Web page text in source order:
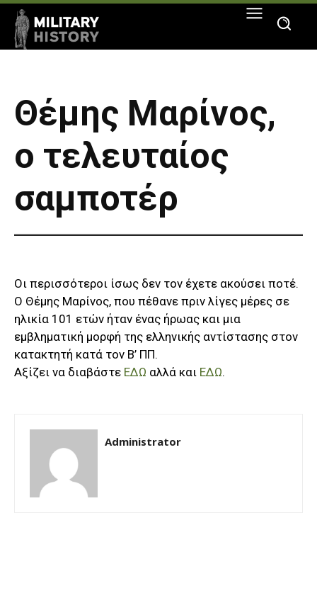
Θέμης Μαρίνος,
ο τελευταίος
σαμποτέρ
Οι περισσότεροι ίσως δεν τον έχετε ακούσει ποτέ.
Ο Θέμης Μαρίνος, που πέθανε πριν λίγες μέρες σε
ηλικία 101 ετών ήταν ένας ήρωας και μια
εμβληματική μορφή της ελληνικής αντίστασης στον
κατακτητή κατά τον Β’ ΠΠ.
Αξίζει να διαβάστε ΕΔΩ αλλά και ΕΔΩ.
Administrator